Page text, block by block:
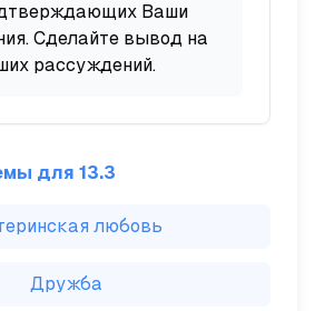
Ваши
Сделайте вывод на
рассуждений.
для 13.3
любовь
Дружба